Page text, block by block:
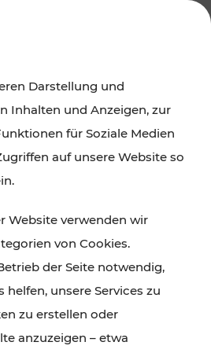
und das Burgenland
und Gastronomie,
Naturgenuss – viele
den Ticket- und Fahrplan-
gut und schnell erreichbar.
Darstellung und
Inhalten und Anzeigen, zur
für Soziale Medien
auf unsere Website so
Website verwenden wir
von Cookies.
der Seite notwendig,
unsere Services zu
zu erstellen oder
anzuzeigen – etwa